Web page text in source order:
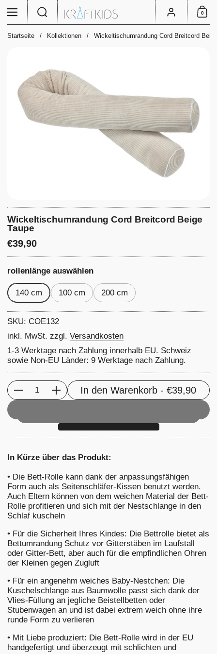
Zum Inhalt springen
Menü
Suche
Konto 0
Startseite / Kollektionen / Wickeltischumrandung Cord Breitcord
Wickeltischumrandung Cord Breitcord Beige
Taupe
Preis:
€39,90
rollenlänge auswählen
140 cm 100 cm 200 cm
SKU: COE132
inkl. MwSt. zzgl. Versandkosten
1-3 Werktage nach Zahlung innerhalb EU. Schweiz
sowie Non-EU Länder: 9 Werktage nach Zahlung.
Anzahl In den Warenkorb - €39,90
In Kürze über das Produkt:
• Die Bett-Rolle kann dank der anpassungsfähigen
Form auch als Seitenschläfer-Kissen benutzt werden.
Auch Eltern können von dem weichen Material der Bett-
Rolle profitieren und sich mit der Nestschlange in den
Schlaf kuscheln
• Für die Sicherheit Ihres Kindes: Die Bettrolle bietet als
Bettumrandung Schutz vor Gitterstäben im Laufstall
oder Gitter-Bett, aber auch für die empfindlichen Ohren
der Kleinen gegen Zugluft
• Für ein angenehm weiches Baby-Nestchen: Die
Kuschelschlange aus Baumwolle passt sich dank der
Vlies-Füllung an jegliche Beistellbetten oder
Stubenwagen an und ist dabei extrem weich ohne ihre
runde Form zu verlieren
• Mit Liebe produziert: Die Bett-Rolle wird in der EU
handgefertigt und überzeugt mit schlichten und